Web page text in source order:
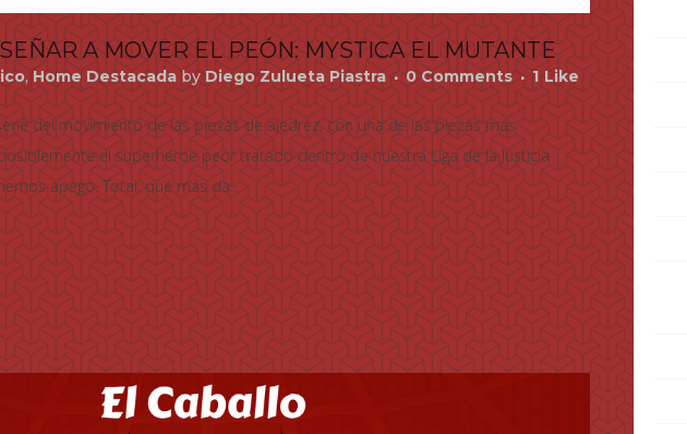
A MOVER EL PEÓN: MYSTICA EL MUTANTE
,Home Destacada byDiego Zulueta Piastra 0 Comments 1 Like
del movimiento de las piezas de ajedrez, con una de las piezas más
el superhéroe peor tratado dentro de nuestra Liga de la Justicia
apego. Total, qué más da...